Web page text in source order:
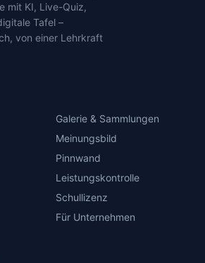
mit KI, Live-Quiz,
Tafel –
von einer Lehrkraft
Galerie & Sammlungen
Meinungsbild
Pinnwand
Leistungskontrolle
Schullizenz
Für Unternehmen